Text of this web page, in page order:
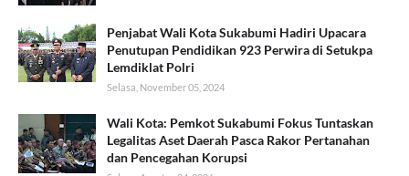
Penjabat Wali Kota Sukabumi Hadiri Upacara
Penutupan Pendidikan 923 Perwira di Setukpa
Lemdiklat Polri
Selasa, November 05, 2024
Wali Kota: Pemkot Sukabumi Fokus Tuntaskan
Legalitas Aset Daerah Pasca Rakor Pertanahan
dan Pencegahan Korupsi